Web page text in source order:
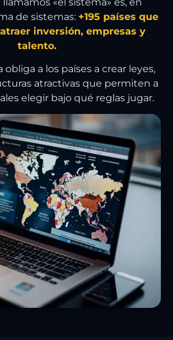
de sistemas: +195 países que
inversión, empresas y
talento.
a los países a crear leyes,
atractivas que permiten a
elegir bajo qué reglas jugar.